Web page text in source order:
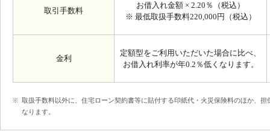
取引手数料
お借入れ金額 × 2.20 ％（税込）
※ 最低取扱手数料220,000 円（税込）
金利
定額型をご利用いただいた場合に比べ、
お借入れ利率が年0.2 ％低くなります。
取扱手数料以外に、住宅ローン契約書等に貼付する印紙代・火災保険料のほか、
なります。